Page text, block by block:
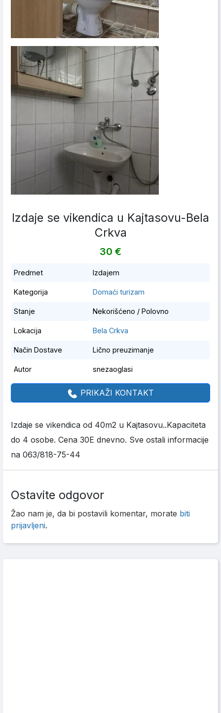
Izdaje se vikendica u Kajtasovu-Bela
Crkva
30 €
Predmet Izdajem
Kategorija Domaći turizam
Stanje Nekorišćeno / Polovno
Lokacija Bela Crkva
Način Dostave Lično preuzimanje
Autor snezaoglasi
PRIKAŽI KONTAKT
Izdaje se vikendica od 40m2 u Kajtasovu..Kapaciteta
do 4 osobe. Cena 30E dnevno. Sve ostali informacije
na 063/818-75-44
Ostavite odgovor
Žao nam je, da bi postavili komentar, morate biti
prijavljeni.